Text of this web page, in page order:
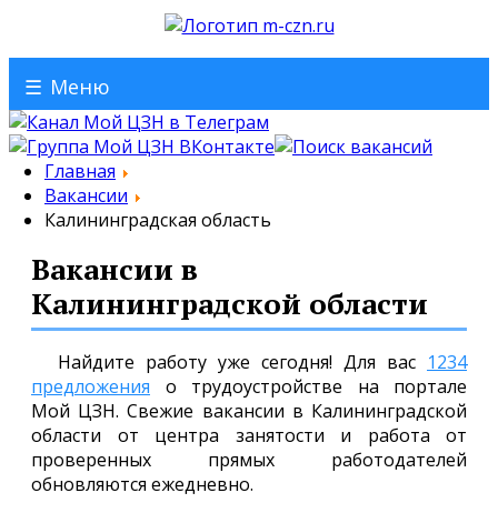
☰ Меню
Главная
Вакансии
Калининградская область
Вакансии в
Калининградской области
Найдите работу уже сегодня! Для вас 1234
предложения о трудоустройстве на портале
Мой ЦЗН. Свежие вакансии в Калининградской
области от центра занятости и работа от
проверенных прямых работодателей
обновляются ежедневно.